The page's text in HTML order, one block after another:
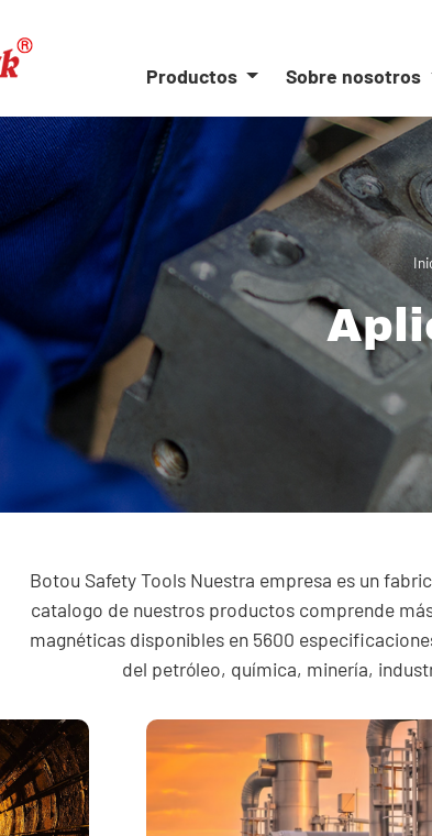
Productos Sobre nosotros
Botou Safety Tools Nuestra empresa es un
catalogo de nuestros productos comprende
magnéticas disponibles en 5600
del petróleo, química, minería,